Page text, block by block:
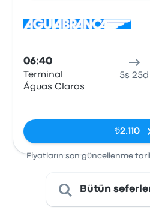
06:40
Terminal
Águas Claras
5s 25d
₺2.110
Fiyatların son güncellenme
Bütün